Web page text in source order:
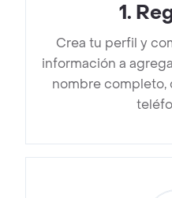
1.
Crea tu perfil y
información a
nombre completo,